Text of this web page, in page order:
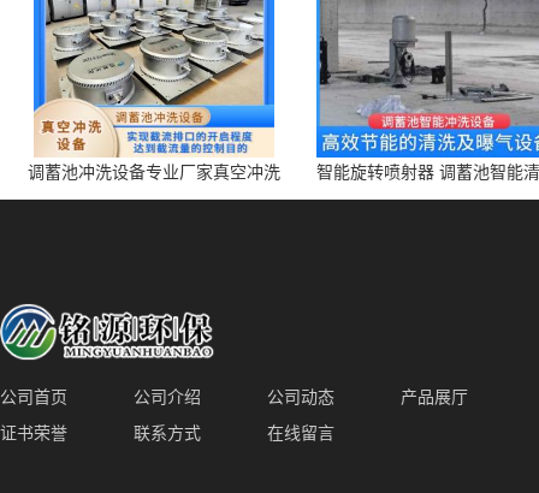
调蓄池冲洗设备专业厂家真空冲洗
装置厂家青岛铭源环保减少堵塞设
智能旋转喷射器 调蓄池智能
点对点面对面旋转清洗
公司首页 公司介绍 公司动态
产品展厅
证书荣誉
联系方式 在线留言